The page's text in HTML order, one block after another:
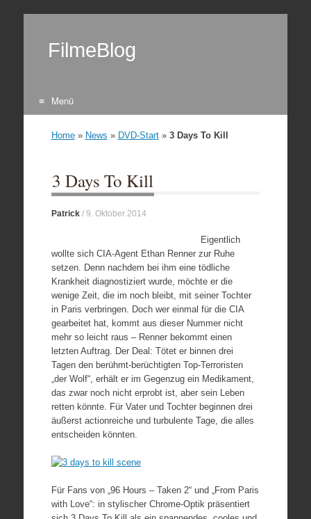
FilmeBlog
Menü
Home» News » DVD-Start» 3 Days To Kill
3 Days To Kill
Patrick/ 9. Oktober 2014
Eigentlich
wollte sich CIA-Agent Ethan Renner zur Ruhe
setzen. Denn nachdem bei ihm eine tödliche
Krankheit diagnostiziert wurde, möchte er die
wenige Zeit, die im noch bleibt, mit seiner Tochter
in Paris verbringen. Doch wer einmal für die CIA
gearbeitet hat, kommt aus dieser Nummer nicht
mehr so leicht raus – Renner bekommt einen
letzten Auftrag. Der Deal: Tötet er binnen drei
Tagen den berühmt-berüchtigten Top-Terroristen
„der Wolf“, erhält er im Gegenzug ein Medikament,
das zwar noch nicht erprobt ist, aber sein Leben
retten könnte. Für Vater und Tochter beginnen drei
äußerst actionreiche und turbulente Tage, die alles
entscheiden könnten.
Für Fans von „96 Hours – Taken 2“ und „From Paris
with Love“: in stylischer Chrome-Optik präsentiert